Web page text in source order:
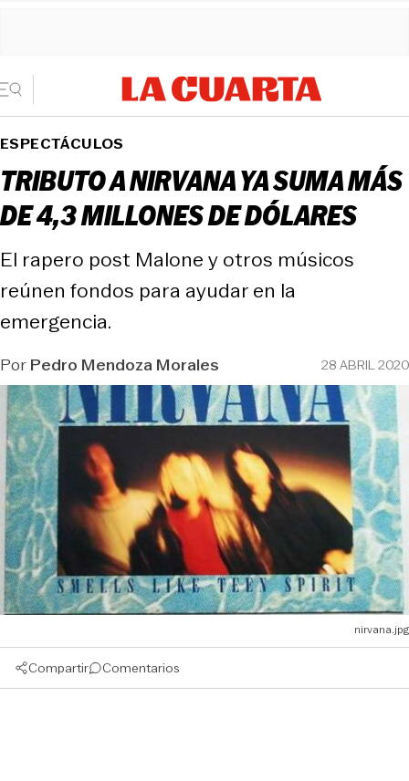
ESPECTÁCULOS
TRIBUTO A NIRVANA YA SUMA MÁS
DE 4,3 MILLONES DE DÓLARES
El rapero post Malone y otros músicos
reúnen fondos para ayudar en la
emergencia.
PorPedro Mendoza Morales 28 ABRIL 2020
nirvana.jpg
Compartir Comentarios